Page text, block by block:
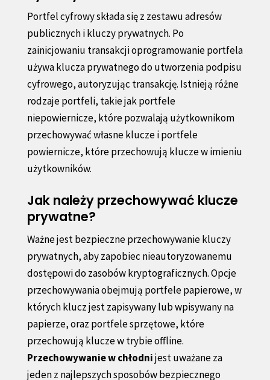
Portfel cyfrowy składa się z zestawu adresów
publicznych i kluczy prywatnych. Po
zainicjowaniu transakcji oprogramowanie portfela
używa klucza prywatnego do utworzenia podpisu
cyfrowego, autoryzując transakcję. Istnieją różne
rodzaje portfeli, takie jak portfele
niepowiernicze, które pozwalają użytkownikom
przechowywać własne klucze i portfele
powiernicze, które przechowują klucze w imieniu
użytkowników.
Jak należy przechowywać klucze
prywatne?
Ważne jest bezpieczne przechowywanie kluczy
prywatnych, aby zapobiec nieautoryzowanemu
dostępowi do zasobów kryptograficznych. Opcje
przechowywania obejmują portfele papierowe, w
których klucz jest zapisywany lub wpisywany na
papierze, oraz portfele sprzętowe, które
przechowują klucze w trybie offline.
Przechowywanie w chłodnijest uważane za
jeden z najlepszych sposobów bezpiecznego